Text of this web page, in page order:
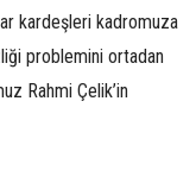
kardeşleri kadromuza
problemini ortadan
Rahmi Çelik’in